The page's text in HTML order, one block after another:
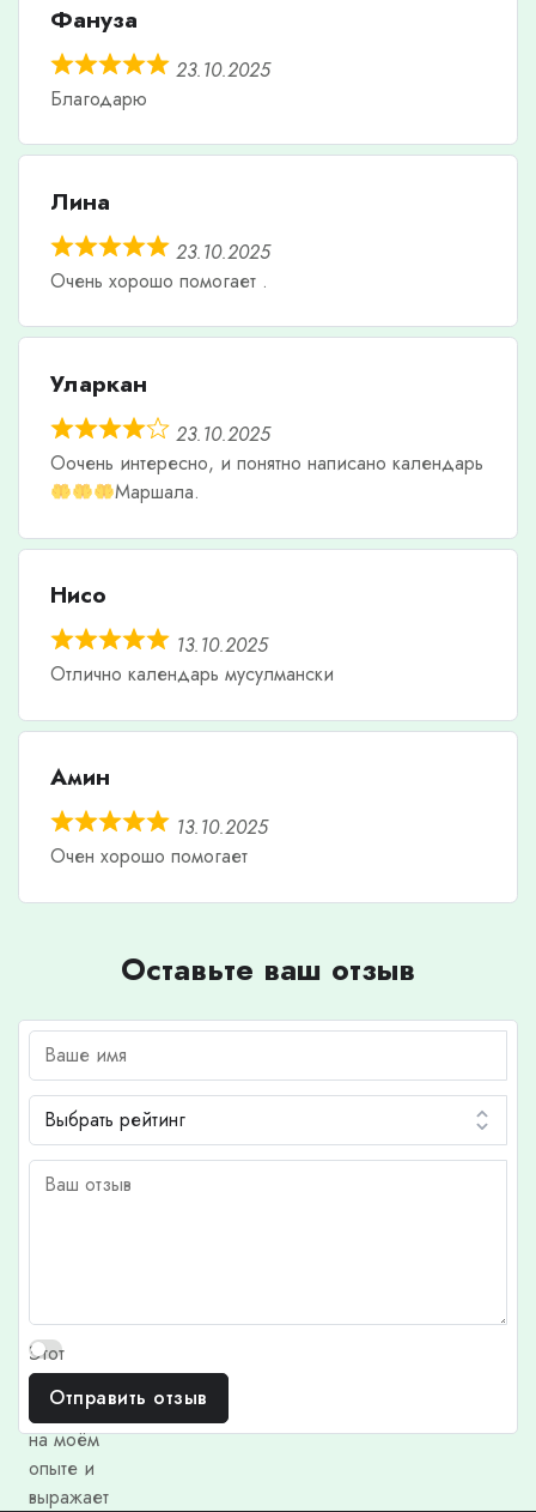
Фануза
23.10.2025
Благодарю
Лина
23.10.2025
Очень хорошо помогает .
Уларкан
23.10.2025
Оочень интересно, и понятно написано календарь
Маршала.
Нисо
13.10.2025
Отлично календарь мусулмански
Амин
13.10.2025
Очен хорошо помогает
Оставьте ваш отзыв
Этот
отзыв
основан
на моём
опыте и
выражает
Отправить отзыв